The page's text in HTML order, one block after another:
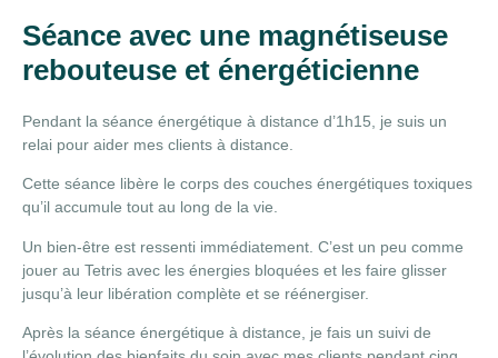
Séance avec une magnétiseuse
rebouteuse et énergéticienne
Pendant la séance énergétique à distance d’1h15, je suis un
relai pour aider mes clients à distance.
Cette séance libère le corps des couches énergétiques toxiques
qu’il accumule tout au long de la vie.
Un bien-être est ressenti immédiatement. C’est un peu comme
jouer au Tetris avec les énergies bloquées et les faire glisser
jusqu’à leur libération complète et se réénergiser.
Après la séance énergétique à distance, je fais un suivi de